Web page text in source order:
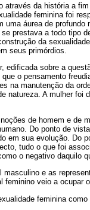
através da história a
feminina foi
uma áurea de
prestava a todo tipo
da
seus primórdios.
edificada sobre a
o pensamento
na manutenção da
natureza. A mulher
de homem e de
Do ponto de
em sua evolução. Do
tudo o que foi
o negativo daquilo
masculino e as
feminino veio a
feminina